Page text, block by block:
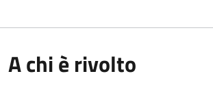
A chi è rivolto